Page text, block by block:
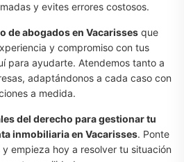
y evites errores costosos.
de abogados en Vacarissesque
y compromiso con tus
para ayudarte. Atendemos tanto a
adaptándonos a cada caso con
a medida.
del derecho para gestionar tu
inmobiliaria en Vacarisses. Ponte
empieza hoy a resolver tu situación